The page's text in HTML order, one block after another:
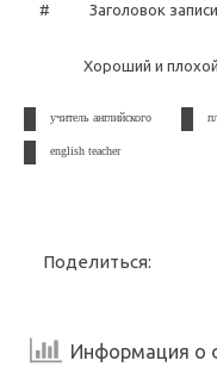
# Заголовок записи
Хороший и плохой
учитель английского
english teacher
Поделиться:
Информация о